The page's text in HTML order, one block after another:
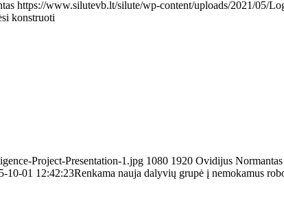
https://www.silutevb.lt/silute/wp-content/uploads/2021/05/
konstruoti
Project-Presentation-1.jpg 1080 1920 Ovidijus Normantas
10-01 12:42:23Renkama nauja dalyvių grupė į nemokamus